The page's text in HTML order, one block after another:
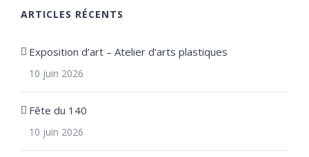
ARTICLES RÉCENTS
Exposition d’art – Atelier d’arts plastiques
10 juin 2026
Fête du 140
10 juin 2026